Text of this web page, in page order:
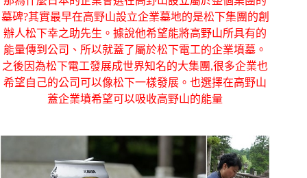
墓碑?其實最早在高野山設立企業墓地的是松下集團的創
辦人松下幸之助先生。據說他希望能將高野山所具有的
能量傳到公司、所以就蓋了屬於松下電工的企業墳墓。
之後因為松下電工發展成世界知名的大集團,很多企業也
希望自己的公司可以像松下一樣發展。也選擇在高野山
蓋企業墳希望可以吸收高野山的能量